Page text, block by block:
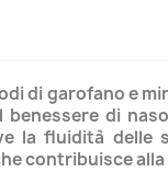
di garofano e
di
la fluidità delle
contribuisce